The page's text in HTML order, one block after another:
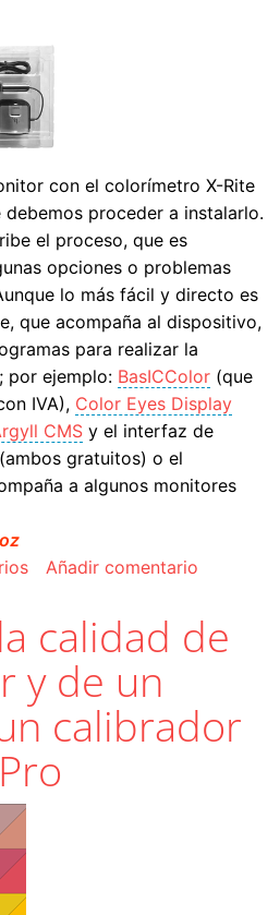
con el colorímetro X-Rite
debemos proceder a instalarlo.
el proceso, que es
opciones o problemas
lo más fácil y directo es
que acompaña al dispositivo,
para realizar la
por ejemplo: BasICColor (que
IVA), Color Eyes Display
CMS y el interfaz de
(ambos gratuitos) o el
a algunos monitores
del calibrador i1 Display
Añadir comentario
calidad de
y de un
calibrador